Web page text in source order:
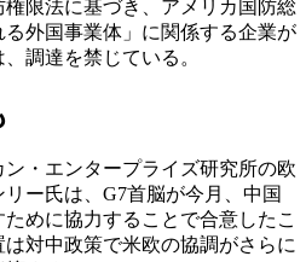
権限法に基づき、アメリカ国防総
外国事業体」に関係する企業が
調達を禁じている。
・エンタープライズ研究所の欧
ー氏は、G7首脳が今月、中国
めに協力することで合意したこ
対中政策で米欧の協調がさらに